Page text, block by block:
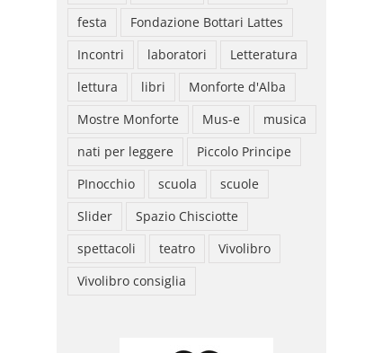
festa
Fondazione Bottari Lattes
Incontri
laboratori
Letteratura
lettura
libri
Monforte d'Alba
Mostre Monforte
Mus-e
musica
nati per leggere
Piccolo Principe
PInocchio
scuola
scuole
Slider
Spazio Chisciotte
spettacoli
teatro
Vivolibro
Vivolibro consiglia